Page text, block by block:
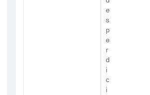
e
s
p
e
r
d
i
c
i
e
s
p
e
r
d
i
c
i